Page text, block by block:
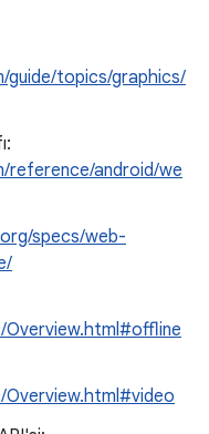
guide/topics/graphics/
reference/android/we
specs/web-